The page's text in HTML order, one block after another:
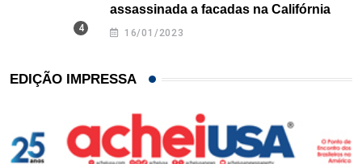
assassinada a facadas na Califórnia
16/01/2023
EDIÇÃO IMPRESSA